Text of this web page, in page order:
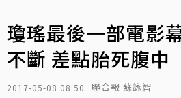
瓊瑤最後一部電影
不斷 差點胎死腹中
2017-05-08 08:50 聯合報 蘇詠智